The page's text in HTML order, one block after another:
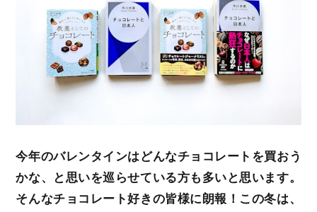
今年のバレンタインはどんなチョコレートを買おう
かな、と思いを巡らせている方も多いと思います。
そんなチョコレート好きの皆様に朗報！この冬は、